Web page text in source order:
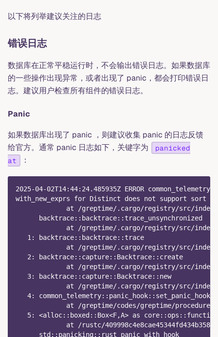
以下将列举建议关注的日志
错误日志
数据库在正常平稳运行时，不会输出错误日志。如果数据库
的一些操作出现异常，或者出现了 panic，都会打印错误日
志。建议用户检查所有组件的错误日志。
Panic
如果数据库出现了 panic ，则建议收集 panic 的日志反馈
给官方。通常 panic 日志如下，关键字为
panicked
at
：
2025-04-02T14:44:24.485935Z ERROR
with_new_exprs for Distinct does not support sort
at /greptime/.cargo/registry/src/
      backtrace::backtrace::trace_unsynchronized
at /greptime/.cargo/registry/src/
   1: backtrace::backtrace::trace
at /greptime/.cargo/registry/src/
   2: backtrace::capture::Backtrace::create
at /greptime/.cargo/registry/src/
   3: backtrace::capture::Backtrace::new
at /greptime/.cargo/registry/src/
4:
at /greptime/codes/greptime/
5: <alloc::boxed::Box<F,A> as
at /rustc/
      std::panicking::rust_panic_with_hook